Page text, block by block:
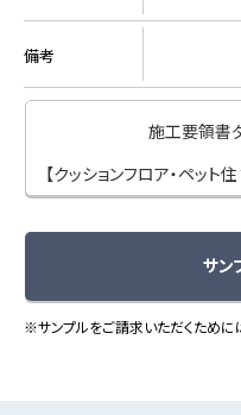
備考
施工要領書
【クッションフロア・ペット
サン
※サンプルをご請求いただくために